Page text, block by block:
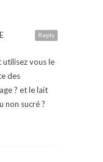
Reply
utilisez vous le
des
? et le lait
non sucré ?